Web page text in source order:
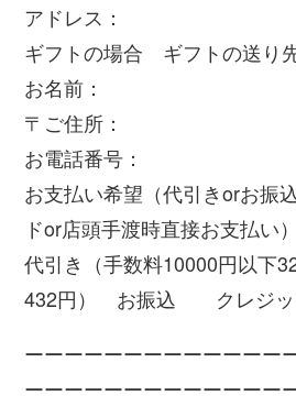
アドレス：
ギフトの場合 ギフトの送り
お名前：
〒ご住所：
お電話番号：
お支払い希望（代引きorお振
ドor店頭手渡時直接お支払い）
代引き（手数料10000円以下
432円） お振込 クレジ
ーーーーーーーーーーーーー
ーーーーーーーーーーーーー